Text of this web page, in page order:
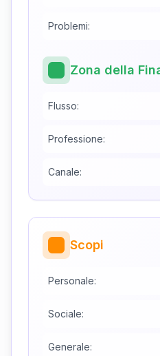
Problemi:
Zona della
Flusso:
Professione:
Canale:
Scopi
Personale:
Sociale:
Generale: